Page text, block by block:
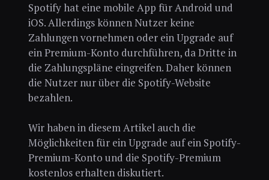
Spotify hat eine mobile App für Android und
iOS. Allerdings können Nutzer keine
Zahlungen vornehmen oder ein Upgrade auf
ein Premium-Konto durchführen, da Dritte in
die Zahlungspläne eingreifen. Daher können
die Nutzer nur über die Spotify-Website
bezahlen.
Wir haben in diesem Artikel auch die
Möglichkeiten für ein Upgrade auf ein Spotify-
Premium-Konto und die Spotify-Premium
kostenlos erhalten diskutiert.